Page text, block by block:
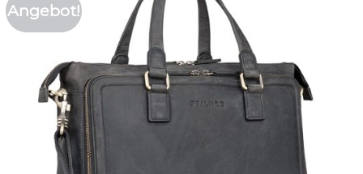
Angebot!